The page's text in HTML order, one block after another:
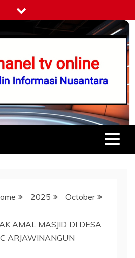
2025
October
AMAL MASJID DI DESA
ARJAWINANGUN